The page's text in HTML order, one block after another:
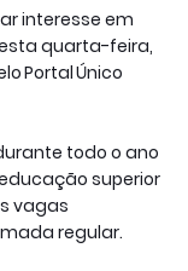
interesse em
quarta-feira,
Portal Único
todo o ano
superior
vagas
regular.